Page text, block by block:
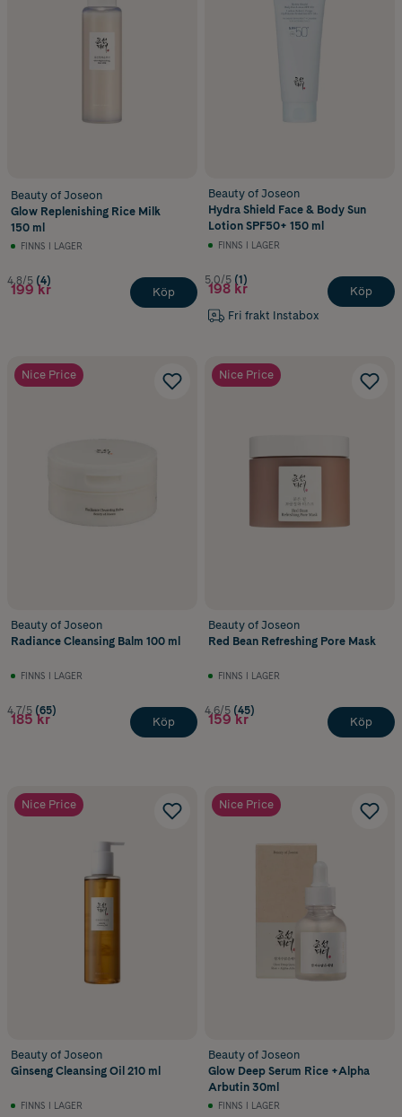
Beauty of Joseon
Glow Replenishing Rice Milk
150 ml
FINNS I LAGER
4.8/5 (4)
199 kr Köp
Beauty of Joseon
Hydra Shield Face & Body Sun
Lotion SPF50+ 150 ml
FINNS I LAGER
5.0/5 (1)
198 kr
Fri frakt Instabox
Köp
Nice Price
Beauty of Joseon
Radiance Cleansing Balm 100 ml
FINNS I LAGER
4.7/5 (65)
185 kr Köp
Nice Price
Beauty of Joseon
Red Bean Refreshing Pore Mask
FINNS I LAGER
4.6/5 (45)
159 kr Köp
Nice Price
Beauty of Joseon
Ginseng Cleansing Oil 210 ml
FINNS I LAGER
Nice Price
Beauty of Joseon
Glow Deep Serum Rice +Alpha
Arbutin 30ml
FINNS I LAGER